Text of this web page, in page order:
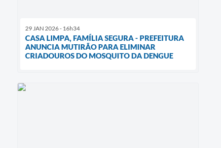
29 JAN 2026 - 16h34
CASA LIMPA, FAMÍLIA SEGURA - PREFEITURA
ANUNCIA MUTIRÃO PARA ELIMINAR
CRIADOUROS DO MOSQUITO DA DENGUE